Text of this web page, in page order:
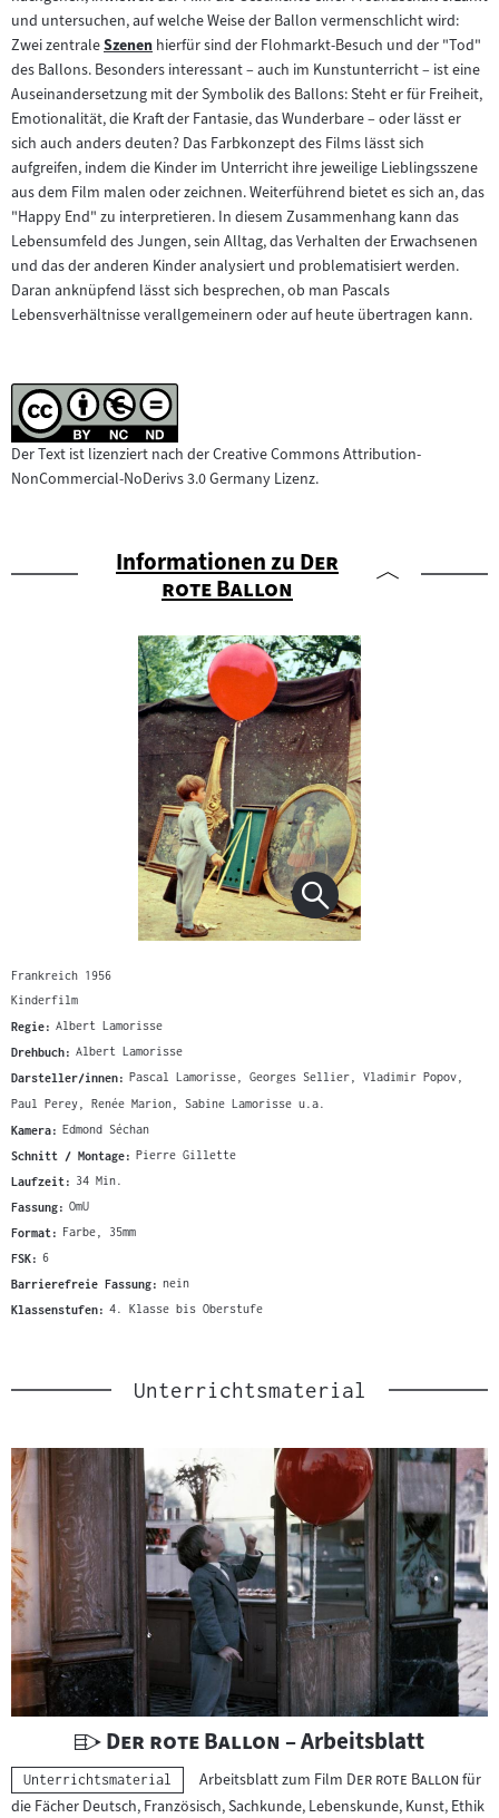
und untersuchen, auf welche Weise der Ballon vermenschlicht wird:
Zwei zentraleZum
Inhalt:
Szenen hierfür sind der Flohmarkt-Besuch und der "Tod"
des Ballons. Besonders interessant – auch im Kunstunterricht – ist eine
Auseinandersetzung mit der Symbolik des Ballons: Steht er für Freiheit,
Emotionalität, die Kraft der Fantasie, das Wunderbare – oder lässt er
sich auch anders deuten? Das Farbkonzept des Films lässt sich
aufgreifen, indem die Kinder im Unterricht ihre jeweilige Lieblingsszene
aus dem Film malen oder zeichnen. Weiterführend bietet es sich an, das
"Happy End" zu interpretieren. In diesem Zusammenhang kann das
Lebensumfeld des Jungen, sein Alltag, das Verhalten der Erwachsenen
und das der anderen Kinder analysiert und problematisiert werden.
Daran anknüpfend lässt sich besprechen, ob man Pascals
Lebensverhältnisse verallgemeinern oder auf heute übertragen kann.
Der Text ist lizenziert nach der Creative Commons Attribution-
NonCommercial-NoDerivs 3.0 Germany Lizenz.
Informationen zu "
Der
rote Ballon
Frankreich 1956
Kinderfilm
Regie: Albert Lamorisse
Drehbuch: Albert Lamorisse
Darsteller/innen: Pascal Lamorisse, Georges Sellier, Vladimir Popov,
Paul Perey, Renée Marion, Sabine Lamorisse u.a.
Kamera: Edmond Séchan
Schnitt / Montage: Pierre Gillette
Laufzeit: 34 Min.
Fassung: OmU
Format: Farbe, 35mm
FSK: 6
Barrierefreie Fassung: nein
Klassenstufen: 4. Klasse bis Oberstufe
Unterrichtsmaterial
U
n
t
"
Der rote Ballon "
– Arbeitsblatt
Kategorie:
Unterrichtsmaterial Arbeitsblatt zum Film "Der rote Ballon "für
die Fächer Deutsch, Französisch, Sachkunde, Lebenskunde, Kunst, Ethik